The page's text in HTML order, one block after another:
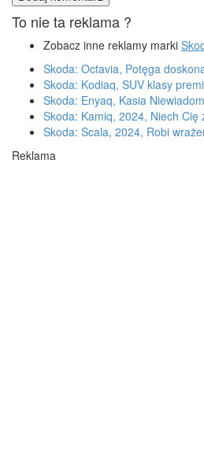
To nie ta reklama ?
Zobacz inne reklamy marki
Skoda: Octavia, Potęga
Skoda: Kodiaq, SUV klasy
Skoda: Enyaq, Kasia
Skoda: Kamiq, 2024, Niech Cię
Skoda: Scala, 2024, Robi
Reklama